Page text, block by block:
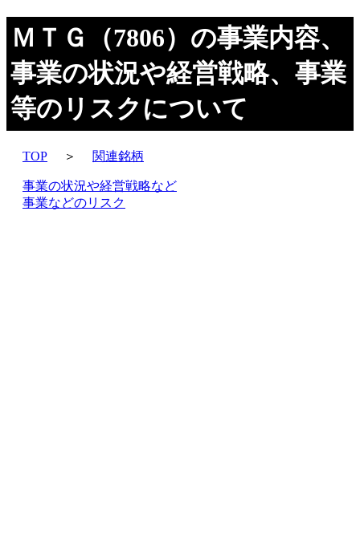
ＭＴＧ（7806）の事業内容、
事業の状況や経営戦略、事業
等のリスクについて
TOP ＞ 関連銘柄
事業の状況や経営戦略など
事業などのリスク